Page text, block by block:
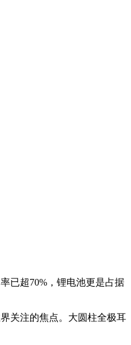
已超70%，锂电池更是占据
关注的焦点。大圆柱全极耳